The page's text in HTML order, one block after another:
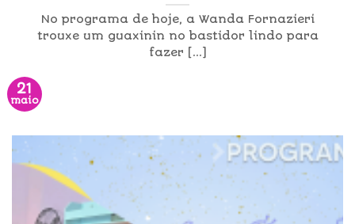
No programa de hoje, a Wanda Fornazieri
trouxe um guaxinin no bastidor lindo para
fazer [...]
21
maio